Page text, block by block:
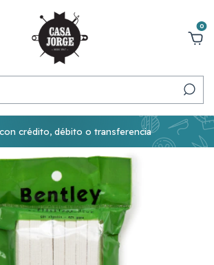
0
crédito, débito o transferencia